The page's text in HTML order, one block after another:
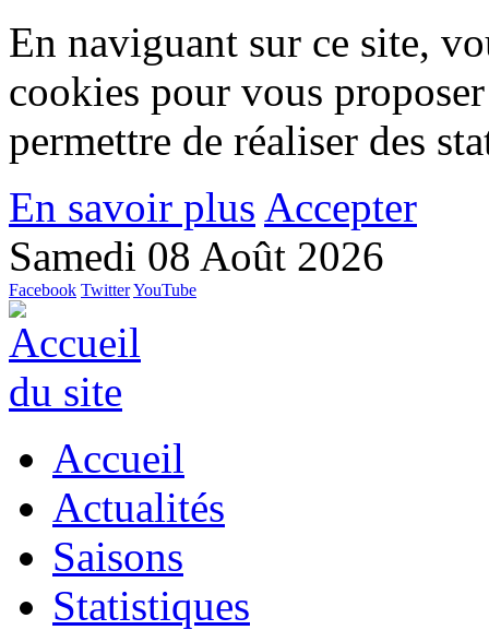
En naviguant sur ce site,
cookies pour vous
permettre de réaliser des
En savoir plus Accepter
Samedi 08 Août 2026
Facebook TwitterYouTube
Accueil
Actualités
Saisons
Statistiques